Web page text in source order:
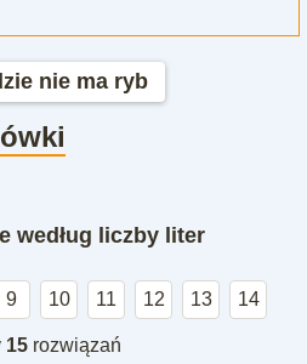
nie ma ryb
według liczby liter
9 10 11 12 13 14
15 rozwiązań